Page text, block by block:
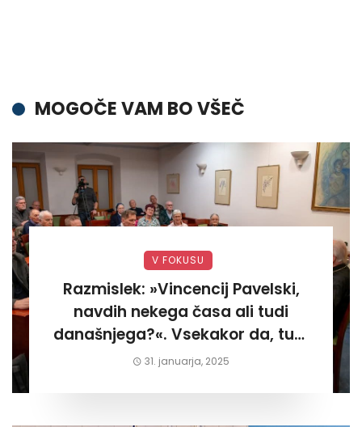
MOGOČE VAM BO VŠEČ
V FOKUSU
Razmislek: »Vincencij Pavelski,
navdih nekega časa ali tudi
današnjega?«. Vsekakor da, tudi
današnjega«
31. januarja, 2025